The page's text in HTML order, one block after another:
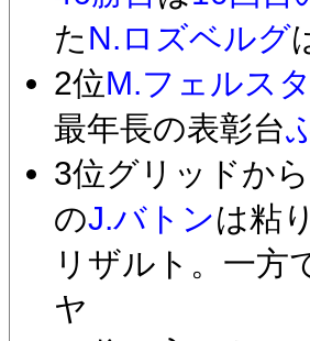
た N.ロズベルグ
2位M.フェルス
最年長の表彰台
3位グリッドか
のJ.バトンは粘
リザルト。一方
ヤ